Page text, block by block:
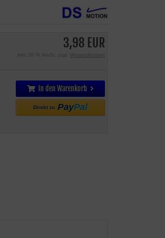
3,98 EUR
inkl. 20 % MwSt. zzgl. Versandkosten
In den Warenkorb
Direkt zu PayPal